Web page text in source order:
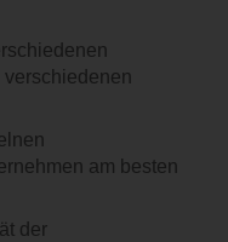
am besten
der